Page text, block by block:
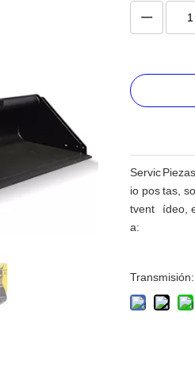
Servic
io pos
tvent
a:
tas,
ídeo,
Transmisión: